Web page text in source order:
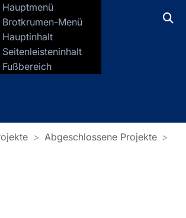
Menü
GFZ Helmholtz-Zentrum für
Abgeschlossene Projekte